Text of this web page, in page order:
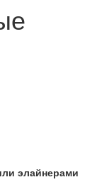
элайнерами